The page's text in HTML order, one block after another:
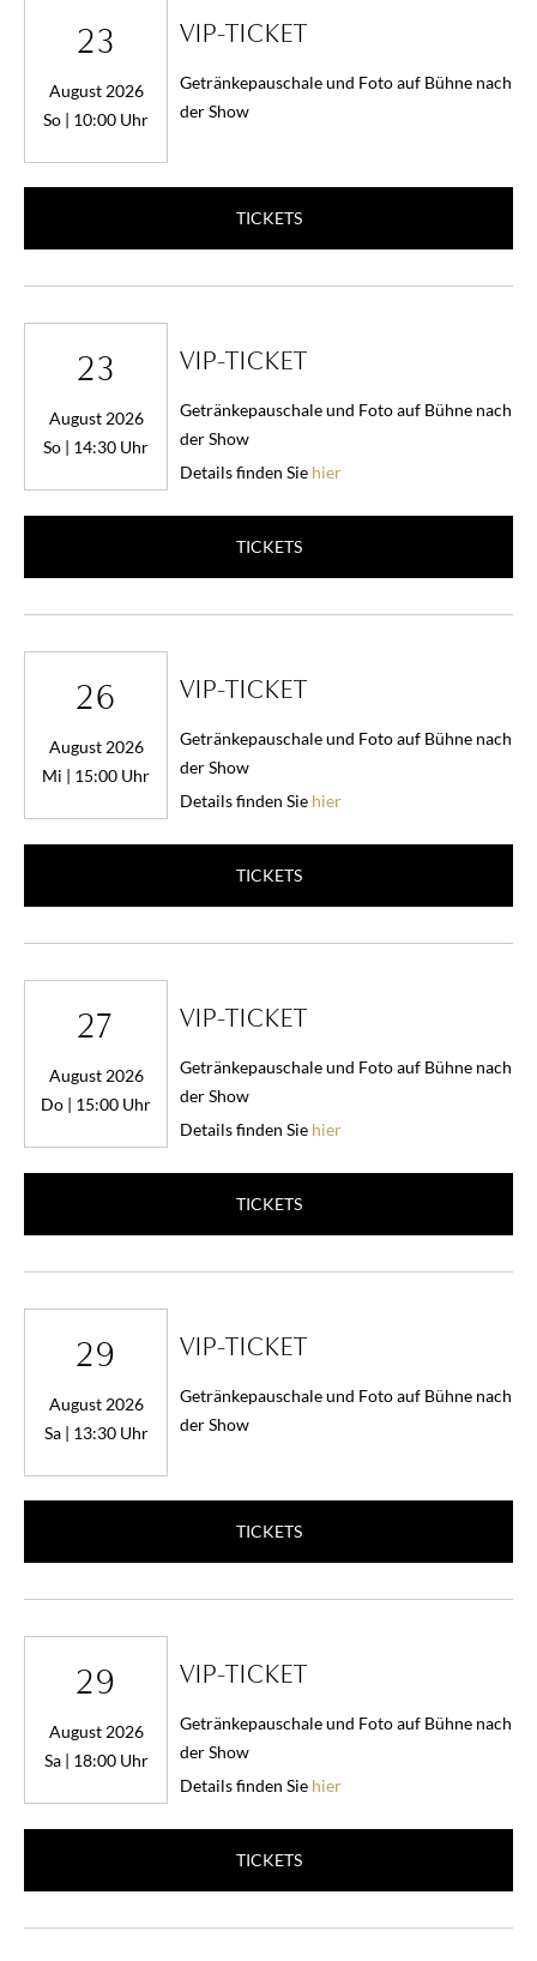
23
August 2026
So | 10:00 Uhr
VIP-TICKET
Getränkepauschale und Foto auf Bühne nach
der Show
TICKETS
23
August 2026
So | 14:30 Uhr
VIP-TICKET
Getränkepauschale und Foto auf Bühne nach
der Show
Details finden Sie hier
TICKETS
26
August 2026
Mi | 15:00 Uhr
VIP-TICKET
Getränkepauschale und Foto auf Bühne nach
der Show
Details finden Sie hier
TICKETS
27
August 2026
Do | 15:00 Uhr
VIP-TICKET
Getränkepauschale und Foto auf Bühne nach
der Show
Details finden Sie hier
TICKETS
29
August 2026
Sa | 13:30 Uhr
VIP-TICKET
Getränkepauschale und Foto auf Bühne nach
der Show
TICKETS
29
August 2026
Sa | 18:00 Uhr
VIP-TICKET
Getränkepauschale und Foto auf Bühne nach
der Show
Details finden Sie hier
TICKETS